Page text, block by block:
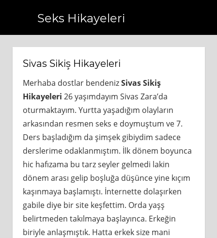
Seks Hikayeleri
Sivas Sikiş Hikayeleri
Merhaba dostlar bendenizSivas Sikiş
Hikayeleri 26 yaşımdayım Sivas Zara’da
oturmaktayım. Yurtta yaşadığım olayların
arkasından resmen seks e doymuştum ve 7.
Ders başladığım da şimşek gibiydim sadece
derslerime odaklanmıştım. İlk dönem boyunca
hic hafızama bu tarz seyler gelmedi lakin
dönem arası gelip boşluğa düşünce yine kıçım
kaşınmaya başlamıştı. İnternette dolaşırken
gabile diye bir site keşfettim. Orda yaşş
belirtmeden takılmaya başlayınca. Erkeğin
biriyle anlaşmıştık. Hatta erkek size mani